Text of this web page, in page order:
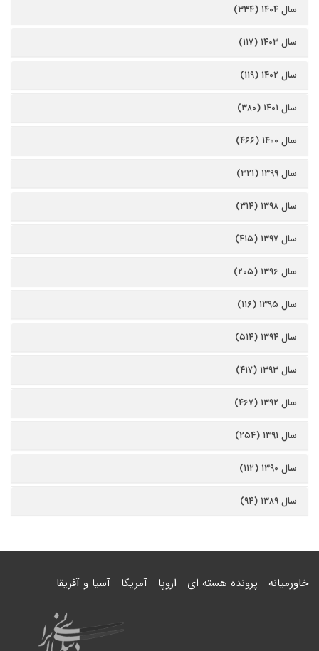
سال ۱۴۰۴ (۳۳۴)
سال ۱۴۰۳ (۱۱۷)
سال ۱۴۰۲ (۱۱۹)
سال ۱۴۰۱ (۳۸۰)
سال ۱۴۰۰ (۴۶۶)
سال ۱۳۹۹ (۳۲۱)
سال ۱۳۹۸ (۳۱۴)
سال ۱۳۹۷ (۴۱۵)
سال ۱۳۹۶ (۲۰۵)
سال ۱۳۹۵ (۱۱۶)
سال ۱۳۹۴ (۵۱۴)
سال ۱۳۹۳ (۴۱۷)
سال ۱۳۹۲ (۴۶۷)
سال ۱۳۹۱ (۲۵۴)
سال ۱۳۹۰ (۱۱۲)
سال ۱۳۸۹ (۹۴)
خاورمیانه پرونده هسته ای اروپا آمریکا آسیا و آفریقا